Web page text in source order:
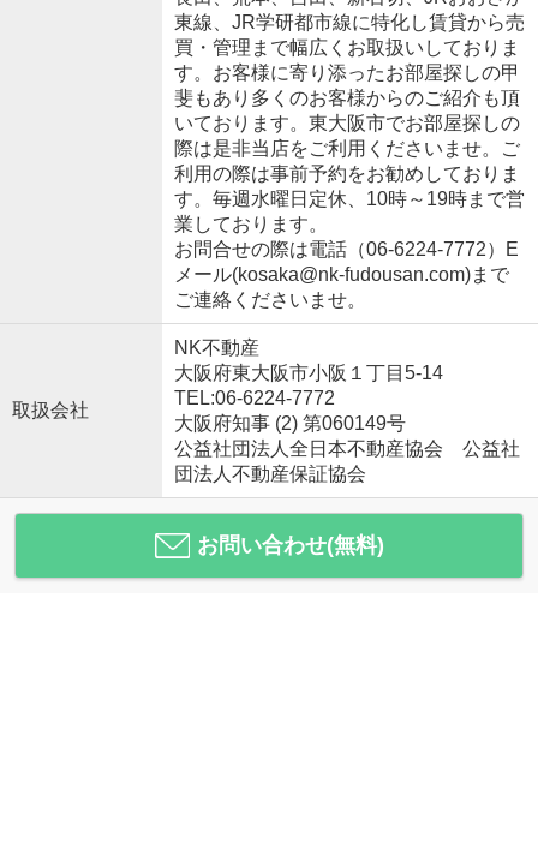
東線、JR学研都市線に特化し賃貸から売
買・管理まで幅広くお取扱いしておりま
す。お客様に寄り添ったお部屋探しの甲
斐もあり多くのお客様からのご紹介も頂
いております。東大阪市でお部屋探しの
際は是非当店をご利用くださいませ。ご
利用の際は事前予約をお勧めしておりま
す。毎週水曜日定休、10時～19時まで営
業しております。
お問合せの際は電話（06-6224-7772）E
メール(kosaka@nk-fudousan.com)まで
ご連絡くださいませ。
取扱会社
NK不動産
大阪府東大阪市小阪１丁目5-14
TEL:06-6224-7772
大阪府知事 (2) 第060149号
公益社団法人全日本不動産協会 公益社
団法人不動産保証協会
お問い合わせ(無料)